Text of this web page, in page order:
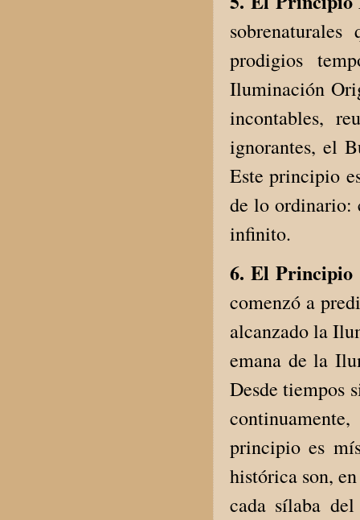
prodigios
Iluminación
incontables,
ignorantes, el
Este principio
de lo ordinario:
infinito.
6. El Principio
comenzó a
alcanzado la
emana de la
Desde tiempos
principio es
histórica son,
cada sílaba